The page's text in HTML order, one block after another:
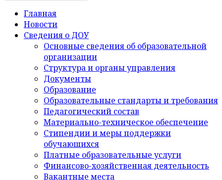
Главная
Новости
Сведения о ДОУ
Основные сведения об образовательной
организации
Структура и органы управления
Документы
Образование
Образовательные стандарты и требования
Педагогический состав
Материально-техническое обеспечение
Стипендии и меры поддержки
обучающихся
Платные образовательные услуги
Финансово-хозяйственная деятельность
Вакантные места